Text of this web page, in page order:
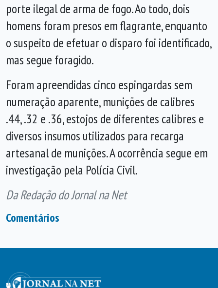
porte ilegal de arma de fogo. Ao todo, dois
homens foram presos em flagrante, enquanto
o suspeito de efetuar o disparo foi identificado,
mas segue foragido.
Foram apreendidas cinco espingardas sem
numeração aparente, munições de calibres
.44, .32 e .36, estojos de diferentes calibres e
diversos insumos utilizados para recarga
artesanal de munições. A ocorrência segue em
investigação pela Polícia Civil.
Da Redação do Jornal na Net
Comentários